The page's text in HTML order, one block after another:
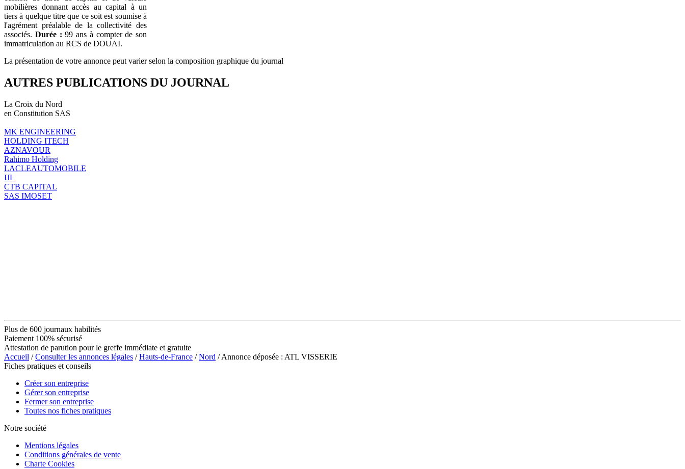
mobilières donnant accès au capital à un
tiers à quelque titre que ce soit est soumise à
l'agrément préalable de la collectivité des
associés. Durée : 99 ans à compter de son
immatriculation au RCS de DOUAI.
La présentation de votre annonce peut varier selon la composition graphique du journal
AUTRES PUBLICATIONS DU JOURNAL
La Croix du Nord
en Constitution SAS
MK ENGINEERING
HOLDING ITECH
AZNAVOUR
Rahimo Holding
LACLEAUTOMOBILE
IJL
CTB CAPITAL
SAS IMOSET
Plus de 600 journaux habilités
Paiement 100% sécurisé
Attestation de parution pour le greffe immédiate et gratuite
Accueil /Consulter les annonces légales /Hauts-de-France /Nord / Annonce déposée : ATL VISSERIE
Fiches pratiques et conseils
Créer son entreprise
Gérer son entreprise
Fermer son entreprise
Toutes nos fiches pratiques
Notre société
Mentions légales
Conditions générales de vente
Charte Cookies